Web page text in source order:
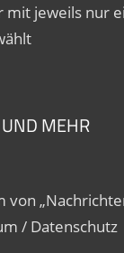
mit jeweils nur
MEHR
von
/ Datenschutz